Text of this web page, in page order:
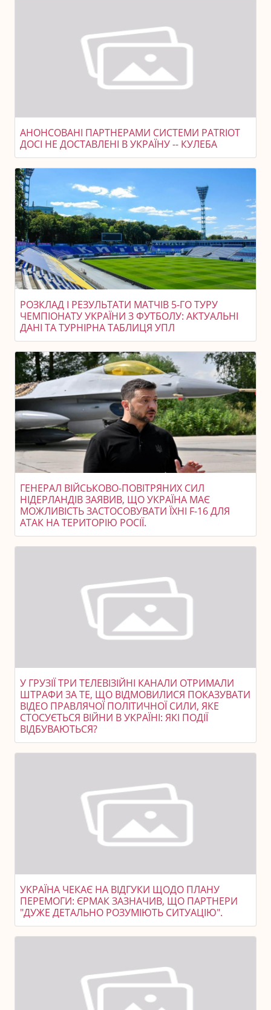
АНОНСОВАНІ ПАРТНЕРАМИ СИСТЕМИ PATRIOT
ДОСІ НЕ ДОСТАВЛЕНІ В УКРАЇНУ -- КУЛЕБА
РОЗКЛАД І РЕЗУЛЬТАТИ МАТЧІВ 5-ГО ТУРУ
ЧЕМПІОНАТУ УКРАЇНИ З ФУТБОЛУ: АКТУАЛЬНІ
ДАНІ ТА ТУРНІРНА ТАБЛИЦЯ УПЛ
ГЕНЕРАЛ ВІЙСЬКОВО-ПОВІТРЯНИХ СИЛ
НІДЕРЛАНДІВ ЗАЯВИВ, ЩО УКРАЇНА МАЄ
МОЖЛИВІСТЬ ЗАСТОСОВУВАТИ ЇХНІ F-16 ДЛЯ
АТАК НА ТЕРИТОРІЮ РОСІЇ.
У ГРУЗІЇ ТРИ ТЕЛЕВІЗІЙНІ КАНАЛИ ОТРИМАЛИ
ШТРАФИ ЗА ТЕ, ЩО ВІДМОВИЛИСЯ ПОКАЗУВАТИ
ВІДЕО ПРАВЛЯЧОЇ ПОЛІТИЧНОЇ СИЛИ, ЯКЕ
СТОСУЄТЬСЯ ВІЙНИ В УКРАЇНІ: ЯКІ ПОДІЇ
ВІДБУВАЮТЬСЯ?
УКРАЇНА ЧЕКАЄ НА ВІДГУКИ ЩОДО ПЛАНУ
ПЕРЕМОГИ: ЄРМАК ЗАЗНАЧИВ, ЩО ПАРТНЕРИ
"ДУЖЕ ДЕТАЛЬНО РОЗУМІЮТЬ СИТУАЦІЮ".